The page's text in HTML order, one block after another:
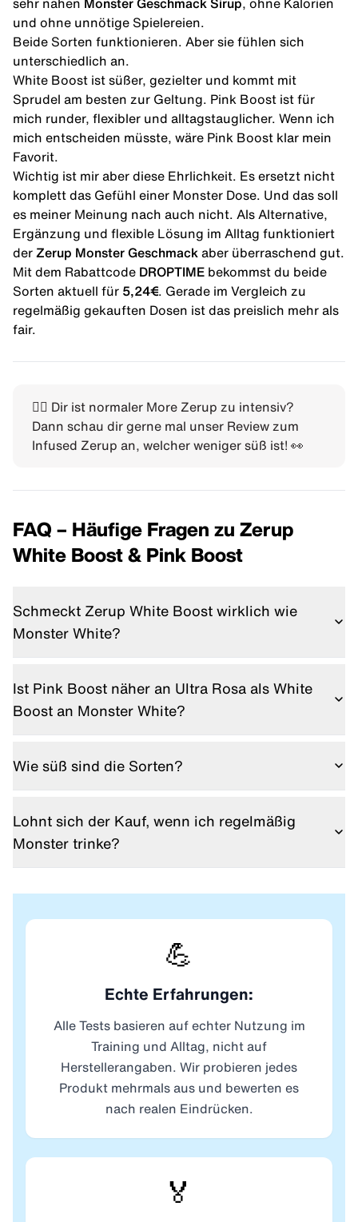
sehr nahen Monster Geschmack Sirup , ohne Kalorien
und ohne unnötige Spielereien.
Beide Sorten funktionieren. Aber sie fühlen sich
unterschiedlich an.
White Boost ist süßer, gezielter und kommt mit
Sprudel am besten zur Geltung. Pink Boost ist für
mich runder, flexibler und alltagstauglicher. Wenn ich
mich entscheiden müsste, wäre Pink Boost klar mein
Favorit.
Wichtig ist mir aber diese Ehrlichkeit. Es ersetzt nicht
komplett das Gefühl einer Monster Dose. Und das soll
es meiner Meinung nach auch nicht. Als Alternative,
Ergänzung und flexible Lösung im Alltag funktioniert
der Zerup Monster Geschmack aber überraschend gut.
Mit dem Rabattcode DROPTIME bekommst du beide
Sorten aktuell für 5,24€ . Gerade im Vergleich zu
regelmäßig gekauften Dosen ist das preislich mehr als
fair.
👉🏼 Dir ist normaler More Zerup zu intensiv?
Dann schau dir gerne mal unser Review zum
Infused Zerup an, welcher weniger süß ist! 👀
FAQ – Häufige Fragen zu Zerup
White Boost & Pink Boost
Schmeckt Zerup White Boost wirklich wie
Monster White?
Sprudel kommt er dem Original am nächsten.
Ist Pink Boost näher an Ultra Rosa als White
Boost an Monster White?
Monster Geschmack etwas besser.
Wie süß sind die Sorten?
ausgewogener.
Lohnt sich der Kauf, wenn ich regelmäßig
Monster trinke?
Ersatz eher nicht.
💪
Echte Erfahrungen:
Alle Tests basieren auf echter Nutzung im
Training und Alltag, nicht auf
Herstellerangaben. Wir probieren jedes
Produkt mehrmals aus und bewerten es
nach realen Eindrücken.
🏅